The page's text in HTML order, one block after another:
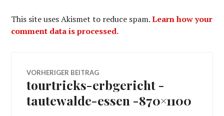
This site uses Akismet to reduce spam.Learn how your
comment data is processed.
Beitragsnavigation
VORHERIGER BEITRAG
Vorheriger
tourtricks-erbgericht -
tautewalde-essen -870×1100